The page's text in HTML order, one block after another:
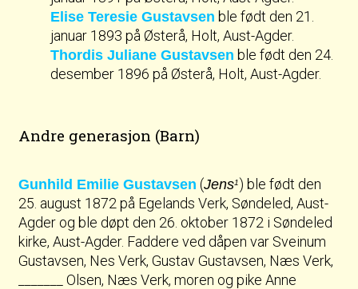
Elise Teresie Gustavsen ble født den 21.
januar 1893 på Østerå, Holt, Aust-Agder.
Thordis Juliane Gustavsen ble født den 24.
desember 1896 på Østerå, Holt, Aust-Agder.
Andre generasjon (Barn)
Gunhild Emilie Gustavsen (Jens1) ble født den
25. august 1872 på Egelands Verk, Søndeled, Aust-
Agder og ble døpt den 26. oktober 1872 i Søndeled
kirke, Aust-Agder. Faddere ved dåpen var Sveinum
Gustavsen, Nes Verk, Gustav Gustavsen, Næs Verk,
_______ Olsen, Næs Verk, moren og pike Anne